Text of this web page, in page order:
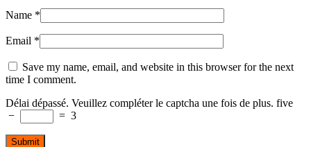
Name *
Email *
Save my name, email, and website in this browser for the next
time I comment.
Délai dépassé. Veuillez compléter le captcha une fois de plus. five
−
= 3